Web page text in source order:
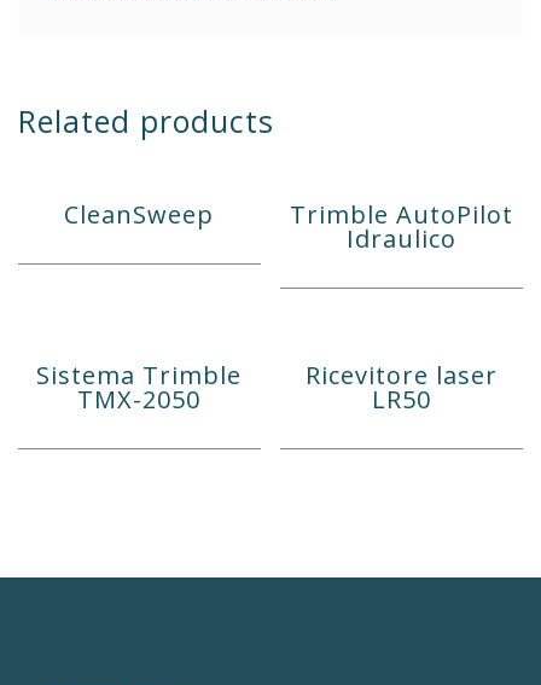
Related products
CleanSweep Trimble AutoPilot
Idraulico
Sistema Trimble
TMX-2050
Ricevitore laser
LR50